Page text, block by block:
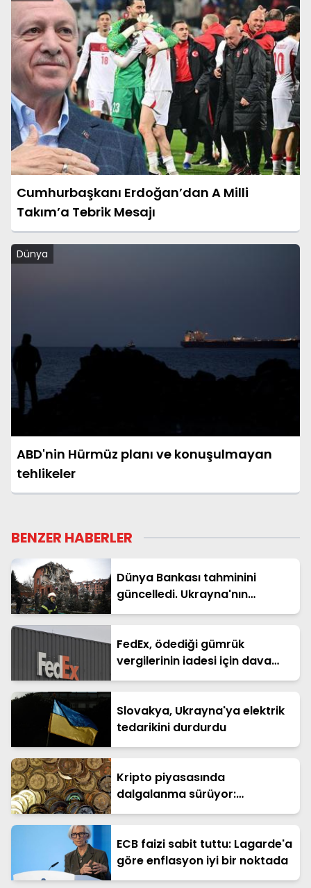
Cumhurbaşkanı Erdoğan’dan A Milli
Takım’a Tebrik Mesajı
Dünya
ABD'nin Hürmüz planı ve konuşulmayan
tehlikeler
BENZER HABERLER
Dünya Bankası tahminini
güncelledi. Ukrayna'nın
yeniden inşasının maliyeti 588
FedEx, ödediği gümrük
vergilerinin iadesi için dava
açtı
Slovakya, Ukrayna'ya elektrik
tedarikini durdurdu
Kripto piyasasında
dalgalanma sürüyor:
Bitcoin'de haftalık kayıp büyük
ECB faizi sabit tuttu: Lagarde'a
göre enflasyon iyi bir noktada